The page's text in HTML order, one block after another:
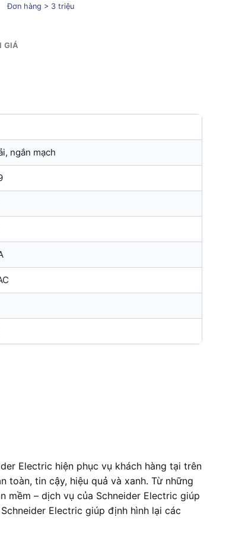
Đơn hàng > 3 triệu
GIÁ
ngắn mạch
Electric hiện phục vụ khách hàng tại trên
toàn, tin cậy, hiệu quả và xanh. Từ những
mềm – dịch vụ của Schneider Electric giúp
Electric giúp định hình lại các